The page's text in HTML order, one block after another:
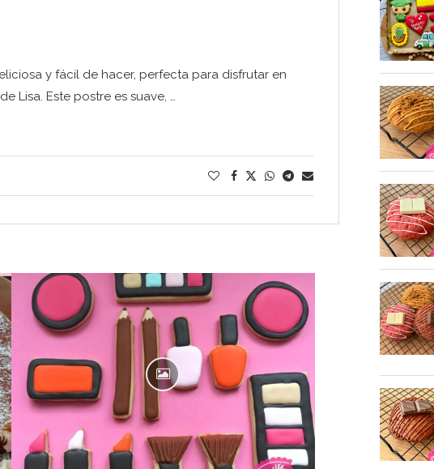
y fácil de hacer, perfecta para disfrutar en
Lisa. Este postre es suave, …
Rango
precios:
desde
3,50€
hasta
19,80€
Rango
precios:
desde
3,50€
hasta
19,80€
Rango
de
precios:
desde
9,90€
Rango